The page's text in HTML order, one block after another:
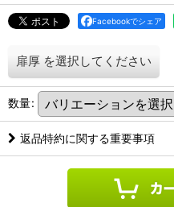
Facebookでシェア
扉厚 を選択してください
数量:
返品特約に関する重要事項